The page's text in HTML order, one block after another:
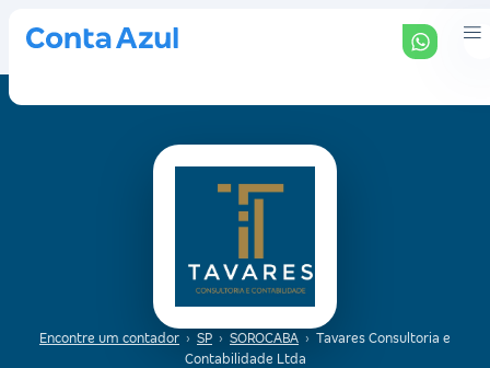
Encontre um contador › SP › SOROCABA › Tavares Consultoria e
Contabilidade Ltda